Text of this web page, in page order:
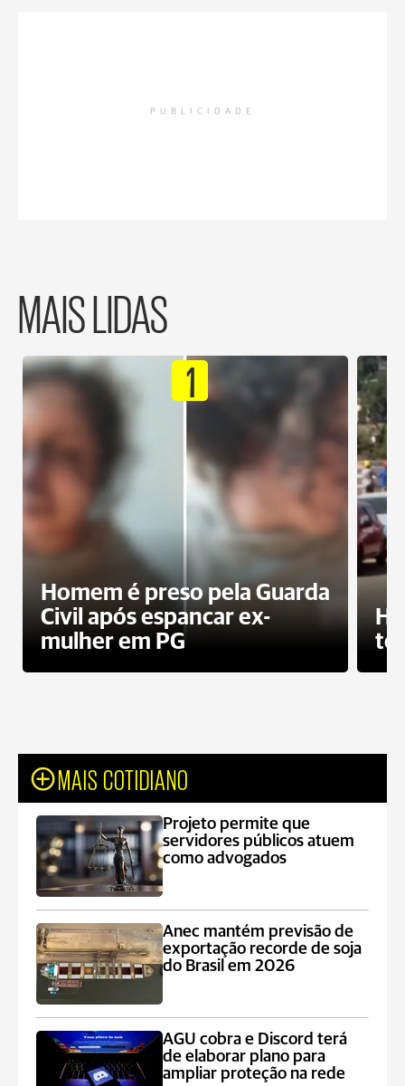
PUBLICIDADE
MAIS LIDAS
1
Homem é preso pela Guarda
Civil após espancar ex-
mulher em PG
MAIS COTIDIANO
Projeto permite que
servidores públicos atuem
como advogados
Anec mantém previsão de
exportação recorde de soja
do Brasil em 2026
AGU cobra e Discord terá
de elaborar plano para
ampliar proteção na rede